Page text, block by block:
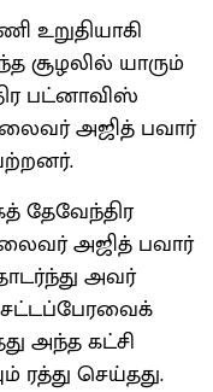
உறுதியாகி
சூழலில் யாரும்
பட்னாவிஸ்
அஜித் பவார்
தேவேந்திர
அஜித் பவார்
அவர்
சட்டப்பேரவைக்
அந்த கட்சி
ரத்து செய்தது.